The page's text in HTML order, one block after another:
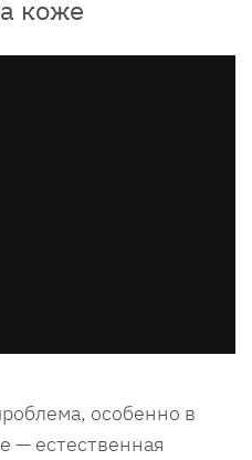
коже
особенно в
— естественная